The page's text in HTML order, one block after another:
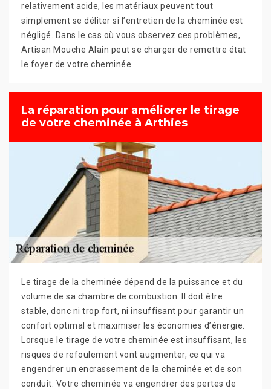
relativement acide, les matériaux peuvent tout
simplement se déliter si l’entretien de la cheminée est
négligé. Dans le cas où vous observez ces problèmes,
Artisan Mouche Alain peut se charger de remettre état
le foyer de votre cheminée.
La réparation pour améliorer le tirage
de votre cheminée à Arthies
Le tirage de la cheminée dépend de la puissance et du
volume de sa chambre de combustion. Il doit être
stable, donc ni trop fort, ni insuffisant pour garantir un
confort optimal et maximiser les économies d’énergie.
Lorsque le tirage de votre cheminée est insuffisant, les
risques de refoulement vont augmenter, ce qui va
engendrer un encrassement de la cheminée et de son
conduit. Votre cheminée va engendrer des pertes de